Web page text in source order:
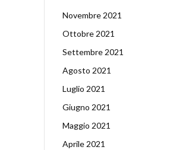
Novembre 2021
Ottobre 2021
Settembre 2021
Agosto 2021
Luglio 2021
Giugno 2021
Maggio 2021
Aprile 2021